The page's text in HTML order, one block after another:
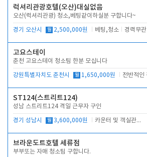
럭셔리관광호텔(오산)대실없음
오산(럭셔리관광) 청소,베팅같이하실분 구합니다~
경기 오산시 월 2,500,000원 베팅,청소 경력무관
고요스테이
춘천 고요스테이 청소팀 한분 모십니다
강원특별자치도 춘천시 월 1,650,000원
ST124(스트리트124)
성남 스트리트124 격일 근무자 구인
경기 성남시 월 3,600,000원 카운터 및 객실관리 전반
브라운도트호텔 세류점
부부또는 자매 청소팀 구합니다.